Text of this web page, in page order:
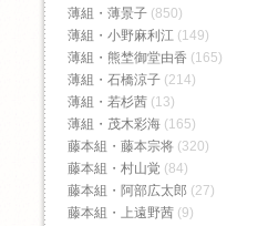
薄組・薄景子 (850)
薄組・小野麻利江 (149)
薄組・熊埜御堂由香 (165)
薄組・石橋涼子 (214)
薄組・若杉茜 (13)
薄組・茂木彩海 (165)
藤本組・藤本宗将 (320)
藤本組・村山覚 (84)
藤本組・阿部広太郎 (27)
藤本組・上遠野茜 (9)